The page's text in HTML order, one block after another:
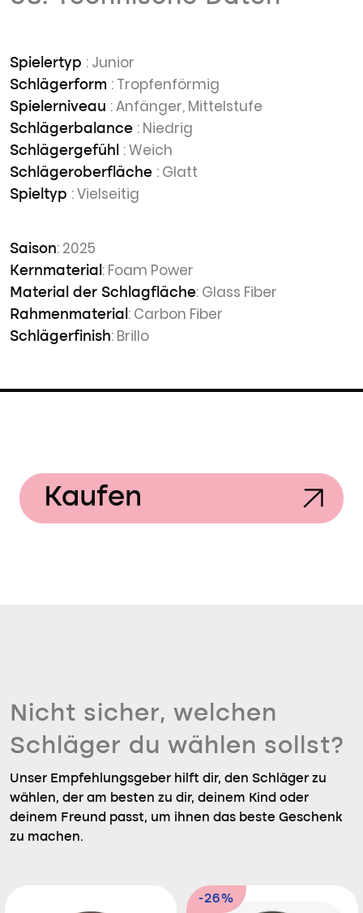
Spielertyp : Junior
Schlägerform : Tropfenförmig
Spielerniveau : Anfänger, Mittelstufe
Schlägerbalance : Niedrig
Schlägergefühl : Weich
Schlägeroberfläche : Glatt
Spieltyp : Vielseitig
Saison: 2025
Kernmaterial : Foam Power
Material der Schlagfläche: Glass Fiber
Rahmenmaterial : Carbon Fiber
Schlägerfinish: Brillo
Kaufen
Nicht sicher, welchen
Schläger du wählen sollst?
Unser Empfehlungsgeber hilft dir, den Schläger zu
wählen, der am besten zu dir, deinem Kind oder
deinem Freund passt, um ihnen das beste Geschenk
zu machen.
-26%